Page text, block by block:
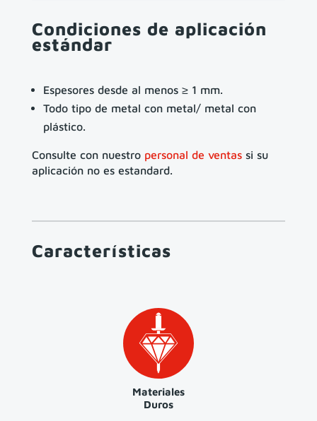
Condiciones de aplicación
estándar
Espesores desde al menos ≥ 1 mm.
Todo tipo de metal con metal/ metal con
plástico.
Consulte con nuestro personal de ventassi su
aplicación no es estandard.
Características
Materiales
Duros